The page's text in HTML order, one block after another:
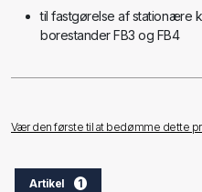
til fastgørelse af stationære
borestander FB3 og FB4
Vær den første til at bedømme dette
Artikel 1